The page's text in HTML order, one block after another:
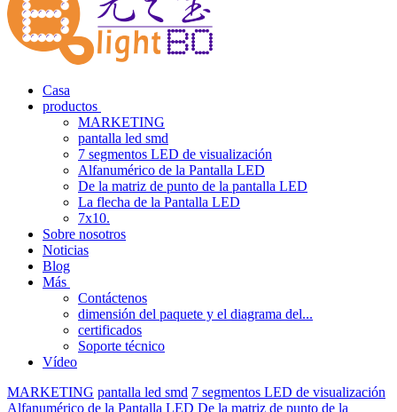
Casa
productos
MARKETING
pantalla led smd
7 segmentos LED de visualización
Alfanumérico de la Pantalla LED
De la matriz de punto de la pantalla LED
La flecha de la Pantalla LED
7x10.
Sobre nosotros
Noticias
Blog
Más
Contáctenos
dimensión del paquete y el diagrama del...
certificados
Soporte técnico
Vídeo
MARKETING pantalla led smd 7 segmentos LED de visualización
Alfanumérico de la Pantalla LED De la matriz de punto de la